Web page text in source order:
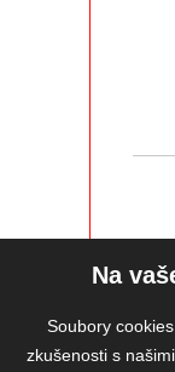
Na
Soubory
zkušenosti s